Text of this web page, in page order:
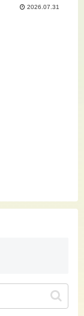
2026.07.31